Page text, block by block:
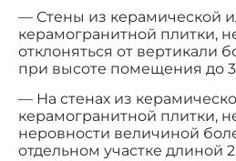
— Стены из керамической
керамогранитной плитки,
отклоняться от вертикали
при высоте помещения до
— На стенах из
керамогранитной плитки,
неровности величиной
отдельном участке длиной